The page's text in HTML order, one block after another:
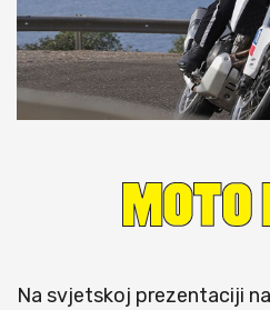
Na svjetskoj prezentaciji